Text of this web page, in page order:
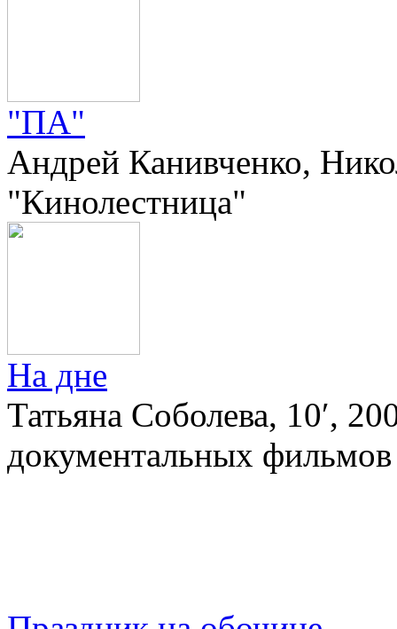
"ПА"
Андрей Канивченко,
"Кинолестница"
На дне
Татьяна Соболева, 10′,
документальных фильмов